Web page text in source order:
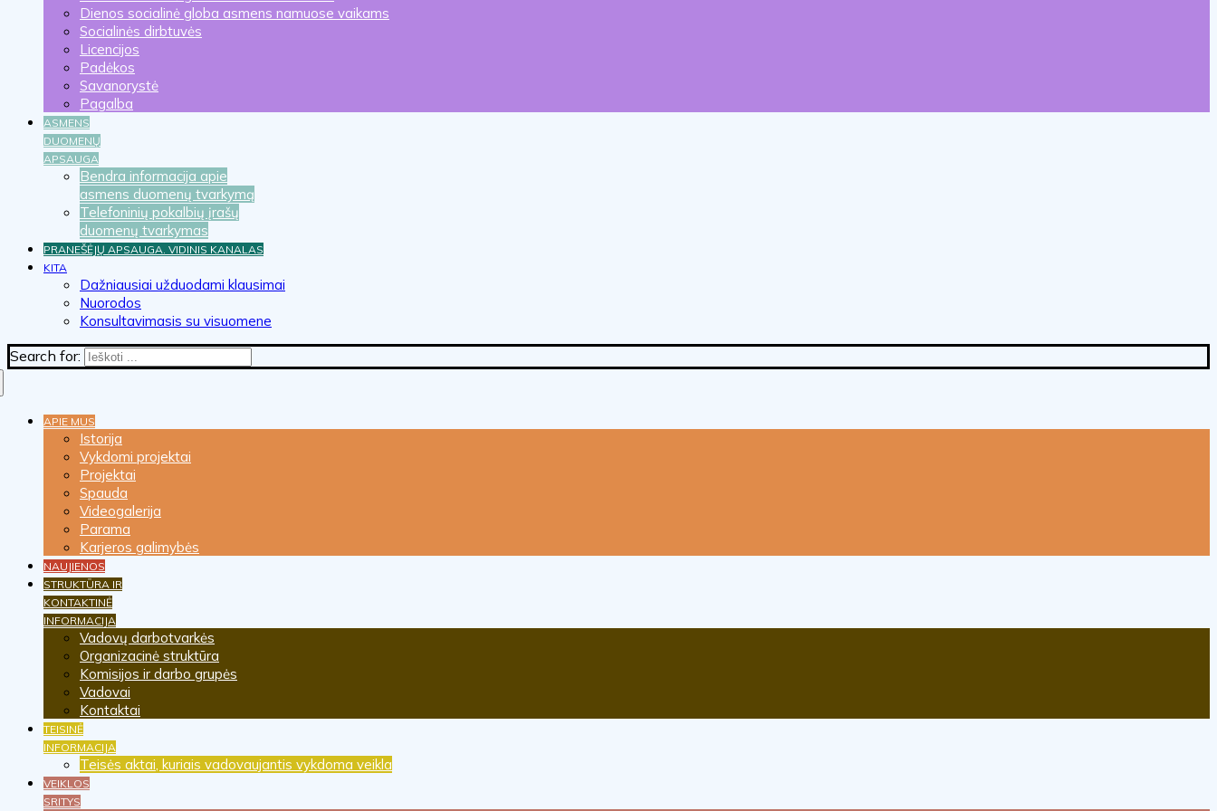
Dienos socialinė globa asmens namuose vaikams
Socialinės dirbtuvės
Licencijos
Padėkos
Savanorystė
Pagalba
ASMENS
DUOMENŲ
APSAUGA
Bendra informacija apie
asmens duomenų tvarkymą
Telefoninių pokalbių įrašų
duomenų tvarkymas
PRANEŠĖJŲ APSAUGA. VIDINIS KANALAS
KITA
Dažniausiai užduodami klausimai
Nuorodos
Konsultavimasis su visuomene
Search for:
APIE MUS
Istorija
Vykdomi projektai
Projektai
Spauda
Videogalerija
Parama
Karjeros galimybės
NAUJIENOS
STRUKTŪRA IR
KONTAKTINĖ
INFORMACIJA
Vadovų darbotvarkės
Organizacinė struktūra
Komisijos ir darbo grupės
Vadovai
Kontaktai
TEISINĖ
INFORMACIJA
Teisės aktai, kuriais vadovaujantis vykdoma veikla
VEIKLOS
SRITYS